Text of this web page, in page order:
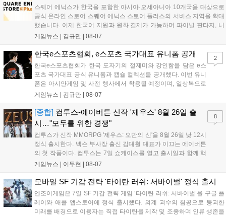
스퀘어 에닉스가 한국을 포함한 아시아·오세아니아 10개국을 대상으로
공식 온라인 스토어 스퀘어 에닉스 스토어 플러스의 서비스 지역을 확대
했습니다. 이제 한국어 지원과 원화 결제가 가능하며 파이널 판타지, 니
어 등 주요 게임의 피규어, 굿즈를 구매할 수 있습니다. 신상품이 순차적
용 가능합니다....
게임뉴스 | 김규만 08-07
한국e스포츠협회, e스포츠 국가대표 유니폼 공개
한국e스포츠협회가 한국 도자기의 절제미와 강인함을 담은 e스
포츠 국가대표 공식 유니폼과 캡슐 컬렉션을 공개했다. 이번 유니
폼은 아시안게임 및 사전 행사에서 착용될 예정이며, 일상복으로
구성된 컬렉션은 오는 8월 28일부터 골스튜디오 공식 홈페이지
서는 대회 규정에 따라 별도의 유니폼을 착용할 계획이다....
게임뉴스 | 김규만 08-07
2
[종합] 컴투스-에이버튼 신작 '제우스' 8월 26일 출
시…"모두를 위한 경쟁"
컴투스가 신작 MMORPG '제우스: 오만의 신'을 8월 26일 낮 12시
정식 출시한다. 넥슨 부사장 출신 김대훤 대표가 이끄는 에이버튼
의 첫 작품이다. 컴투스는 7일 쇼케이스를 열고 출시일과 함께 핵
심 콘텐츠, 유료화 정책, 운영 방향을 공개했다. 캐릭터명 선점은
의 오만으로 균열이...
게임뉴스 | 이두현 08-07
8
모바일 SF 기갑 전략 '타이탄 러쉬: 서바이벌' 정식 출시
엔조이게임은 7일 SF 기갑 전략 게임 ‘타이탄 러쉬: 서바이벌’을 구글 플
레이와 애플 앱스토어에 정식 출시했다. 외계 괴수의 침공으로 붕괴한
미래를 배경으로 이용자는 직접 타이탄을 제작 및 조종하며 인류 생존을